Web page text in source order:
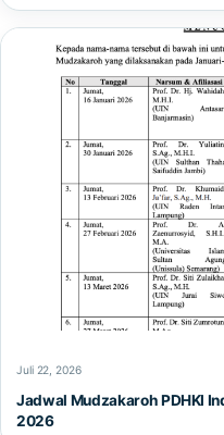
Juli 22, 2026
Jadwal Mudzakaroh PDHKI
2026